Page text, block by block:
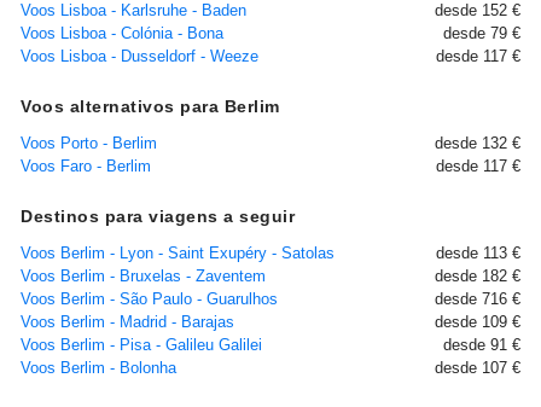
Voos Lisboa - Karlsruhe - Baden
desde 152 €
Voos Lisboa - Colónia - Bona
desde 79 €
Voos Lisboa - Dusseldorf - Weeze
desde 117 €
Voos alternativos para Berlim
Voos Porto - Berlim
desde 132 €
Voos Faro - Berlim
desde 117 €
Destinos para viagens a seguir
Voos Berlim - Lyon - Saint Exupéry - Satolas
desde 113 €
Voos Berlim - Bruxelas - Zaventem
desde 182 €
Voos Berlim - São Paulo - Guarulhos
desde 716 €
Voos Berlim - Madrid - Barajas
desde 109 €
Voos Berlim - Pisa - Galileu Galilei
desde 91 €
Voos Berlim - Bolonha
desde 107 €